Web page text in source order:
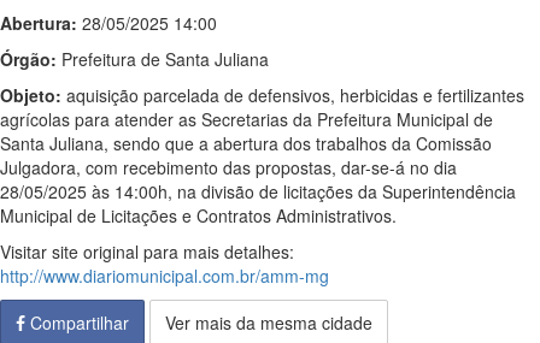
Abertura: 28/05/2025 14:00
Órgão: Prefeitura de Santa Juliana
Objeto: aquisição parcelada de defensivos, herbicidas e fertilizantes
agrícolas para atender as Secretarias da Prefeitura Municipal de
Santa Juliana, sendo que a abertura dos trabalhos da Comissão
Julgadora, com recebimento das propostas, dar-se-á no dia
28/05/2025 às 14:00h, na divisão de licitações da Superintendência
Municipal de Licitações e Contratos Administrativos.
Visitar site original para mais detalhes:
http://www.diariomunicipal.com.br/amm-mg
Compartilhar
Ver mais da mesma cidade